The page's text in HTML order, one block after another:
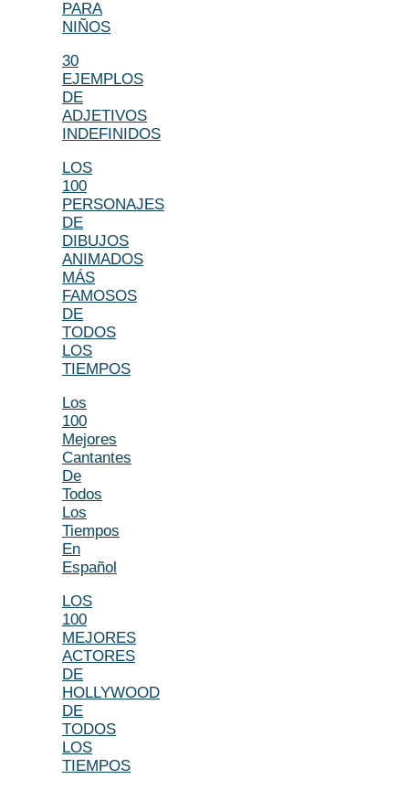
PARA
NIÑOS
30
EJEMPLOS
DE
ADJETIVOS
INDEFINIDOS
LOS
100
PERSONAJES
DE
DIBUJOS
ANIMADOS
MÁS
FAMOSOS
DE
TODOS
LOS
TIEMPOS
Los
100
Mejores
Cantantes
De
Todos
Los
Tiempos
En
Español
LOS
100
MEJORES
ACTORES
DE
HOLLYWOOD
DE
TODOS
LOS
TIEMPOS